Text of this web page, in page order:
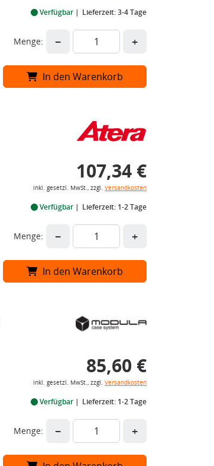
Verfügbar Lieferzeit: 3-4 Tage
Menge: − +
In den Warenkorb
107,34 €
inkl. gesetzl. MwSt., zzgl. Versandkosten
Verfügbar Lieferzeit: 1-2 Tage
Menge: − +
In den Warenkorb
85,60 €
inkl. gesetzl. MwSt., zzgl. Versandkosten
Verfügbar Lieferzeit: 1-2 Tage
Menge: − +